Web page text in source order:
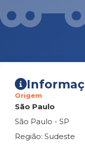
Origem
São Paulo
São Paulo - SP
Região: Sudeste